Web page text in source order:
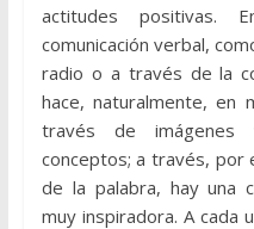
actitudes positivas.
comunicación verbal,
radio o a través de la
hace, naturalmente, en
través de imágenes
conceptos; a través, por
de la palabra, hay una
muy inspiradora. A cada